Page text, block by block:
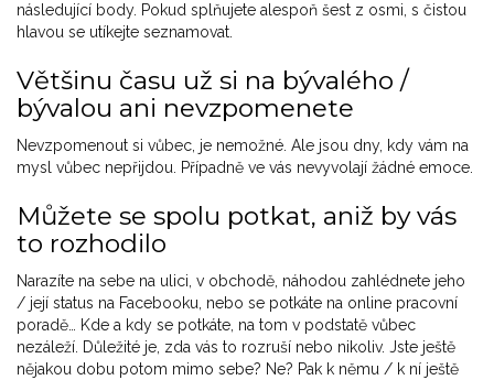
následující body. Pokud splňujete alespoň šest z osmi, s čistou
hlavou se utíkejte seznamovat.
Většinu času už si na bývalého /
bývalou ani nevzpomenete
Nevzpomenout si vůbec, je nemožné. Ale jsou dny, kdy vám na
mysl vůbec nepřijdou. Případně ve vás nevyvolají žádné emoce.
Můžete se spolu potkat, aniž by vás
to rozhodilo
Narazíte na sebe na ulici, v obchodě, náhodou zahlédnete jeho
/ její status na Facebooku, nebo se potkáte na online pracovní
poradě… Kde a kdy se potkáte, na tom v podstatě vůbec
nezáleží. Důležité je, zda vás to rozruší nebo nikoliv. Jste ještě
nějakou dobu potom mimo sebe? Ne? Pak k němu / k ní ještě